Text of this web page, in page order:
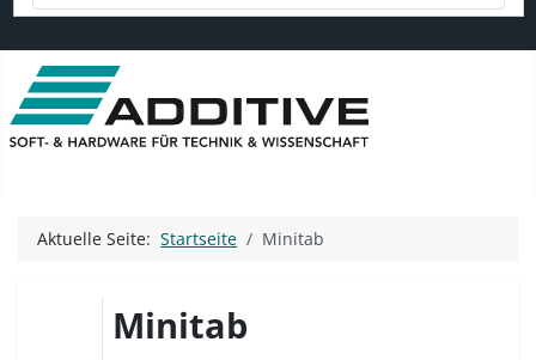
Aktuelle Seite:Startseite Minitab
Minitab